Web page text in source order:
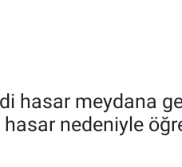
hasar meydana
nedeniyle